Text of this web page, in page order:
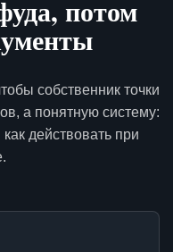
потом
собственник точки
а понятную систему:
действовать при